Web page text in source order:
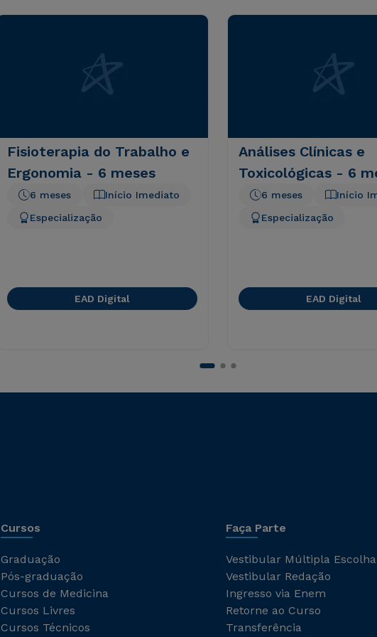
Fisioterapia do Trabalho e
Ergonomia - 6 meses
Início Imediato
6 meses
Especialização
EAD Digital
Análises Clínicas e
Toxicológicas - 6
Início
6 meses
Especialização
EAD Digital
Cursos
Graduação
Pós-graduação
Cursos de Medicina
Cursos Livres
Cursos Técnicos
Faça Parte
Vestibular Múltipla Escolha
Vestibular Redação
Ingresso via Enem
Retorne ao Curso
Transferência